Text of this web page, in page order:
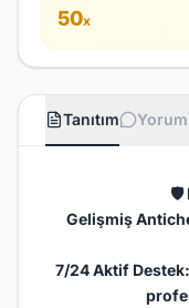
50x
Tanıtım
🛡️
Gelişmiş
7/24 Aktif